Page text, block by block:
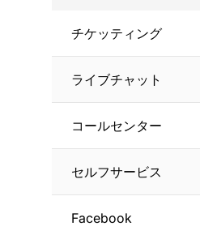
チケッティング
ライブチャット
コールセンター
セルフサービス
Facebook